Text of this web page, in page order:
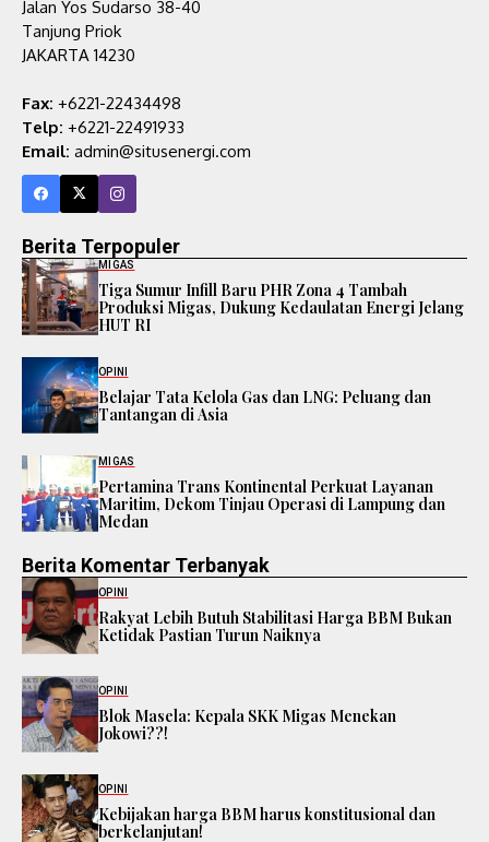
Jalan Yos Sudarso 38-40
Tanjung Priok
JAKARTA 14230
Fax: +6221-22434498
Telp: +6221-22491933
Email: admin@situsenergi.com
Berita Terpopuler
MIGAS
Tiga Sumur Infill Baru PHR Zona 4 Tambah
Produksi Migas, Dukung Kedaulatan Energi Jelang
HUT RI
OPINI
Belajar Tata Kelola Gas dan LNG: Peluang dan
Tantangan di Asia
MIGAS
Pertamina Trans Kontinental Perkuat Layanan
Maritim, Dekom Tinjau Operasi di Lampung dan
Medan
Berita Komentar Terbanyak
OPINI
Rakyat Lebih Butuh Stabilitasi Harga BBM Bukan
Ketidak Pastian Turun Naiknya
OPINI
Blok Masela: Kepala SKK Migas Menekan
Jokowi??!
OPINI
Kebijakan harga BBM harus konstitusional dan
berkelanjutan!